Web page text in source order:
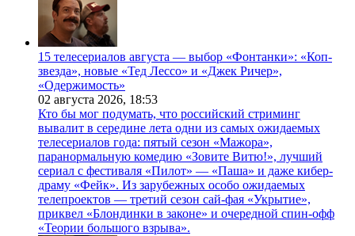
15 телесериалов августа — выбор «Фонтанки»: «Коп-
звезда», новые «Тед Лессо» и «Джек Ричер»,
«Одержимость»
02 августа 2026, 18:53
Кто бы мог подумать, что российский стриминг
вывалит в середине лета одни из самых ожидаемых
телесериалов года: пятый сезон «Мажора»,
паранормальную комедию «Зовите Витю!», лучший
сериал с фестиваля «Пилот» — «Паша» и даже кибер-
драму «Фейк». Из зарубежных особо ожидаемых
телепроектов — третий сезон сай-фая «Укрытие»,
приквел «Блондинки в законе» и очередной спин-офф
«Теории большого взрыва».